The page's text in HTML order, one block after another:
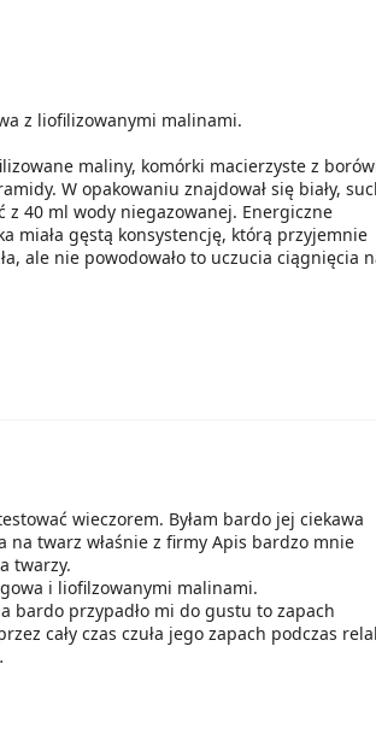
z liofilizowanymi malinami.
maliny, komórki macierzyste z
W opakowaniu znajdował się biały,
z 40 ml wody niegazowanej. Energiczne
miała gęstą konsystencję, którą przyjemnie
ale nie powodowało to uczucia ciągnięcia
maskę praktycznie w jednym kawałku z
za pomocą wacika nasączonego tonikiem.
Buzia była przyjemna w dotyku, jej
udany relaks.
wieczorem. Byłam bardo jej ciekawa
na twarz właśnie z firmy Apis bardzo mnie
twarzy.
i liofilzowanymi malinami.
bardo przypadło mi do gustu to zapach
cały czas czuła jego zapach podczas
bardo ważna rolę oraz ogromną ilość
ceramidy i substancje nawilżające.
cery.